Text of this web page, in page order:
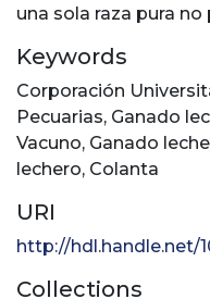
una sola raza pura no
Keywords
Corporación
Pecuarias, Ganado
Vacuno, Ganado
lechero, Colanta
URI
http://hdl.handle.net/
Collections